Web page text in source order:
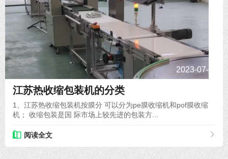
2023-07-24
江苏热收缩包装机的分类
1、江苏热收缩包装机按膜分 可以分为pe膜收缩机和pof膜收缩
机； 收缩包装是国 际市场上较先进的包装方...
阅读全文